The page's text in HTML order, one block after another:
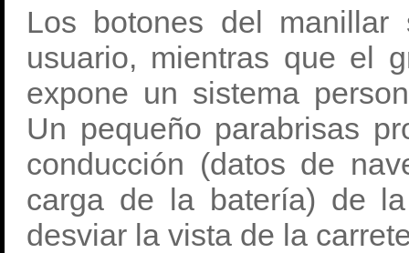
Los botones del
usuario, mientras que el
expone un sistema
Un pequeño parabrisas
conducción (datos de
carga de la batería) de
desviar la vista de la